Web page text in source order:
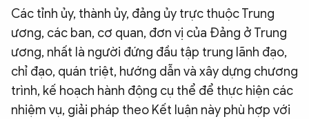
Các tỉnh ủy, thành ủy, đảng ủy trực thuộc Trung
ương, các ban, cơ quan, đơn vị của Đảng ở Trung
ương, nhất là người đứng đầu tập trung lãnh đạo,
chỉ đạo, quán triệt, hướng dẫn và xây dựng chương
trình, kế hoạch hành động cụ thể để thực hiện các
nhiệm vụ, giải pháp theo Kết luận này phù hợp với